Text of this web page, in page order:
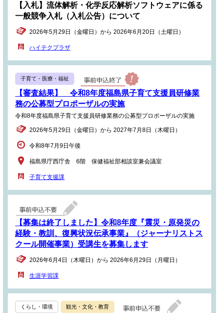
【入札】流体解析・化学反応解析ソフトウェアに係る
一般競争入札（入札公告）について
2026年5月29日（金曜日）から 2026年6月20日（土曜日）
ハイテクプラザ
子育て・医療・福祉
【審査結果】 令和8年度福島県子育て支援員研修業
務の公募型プロポーザルの実施
令和8年度福島県子育て支援員研修業務の公募型プロポーザルの実施
2026年5月29日（金曜日）から 2027年7月8日（木曜日）
令和8年7月9日午後
福島県庁西庁舎 6階 保健福祉部相談室兼会議室
子育て支援課
【募集は終了しました】令和8年度『震災・原発災の
経験・教訓、復興状況伝承事業』（ジャーナリストス
クール開催事業）受講生を募集します
2026年6月4日（木曜日）から 2026年6月29日（月曜日）
生涯学習課
くらし・環境 観光・文化・教育